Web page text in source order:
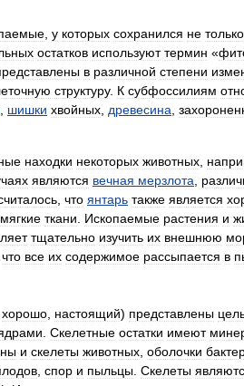
у которых сохранился не только
остатков используют термин «
в различной степени
структуру. К субфоссилиям
шишки хвойных древесина
находки некоторых животных
являются вечная мерзлота
что янтарь также является
мягкие ткани Ископаемые растения и
тщательно изучить их внешнюю
что все их содержимое рассыпается в
хорошо настоящий) представлены
Скелетные остатки имеют
и скелеты животных оболочки
спор и пыльцы Скелеты